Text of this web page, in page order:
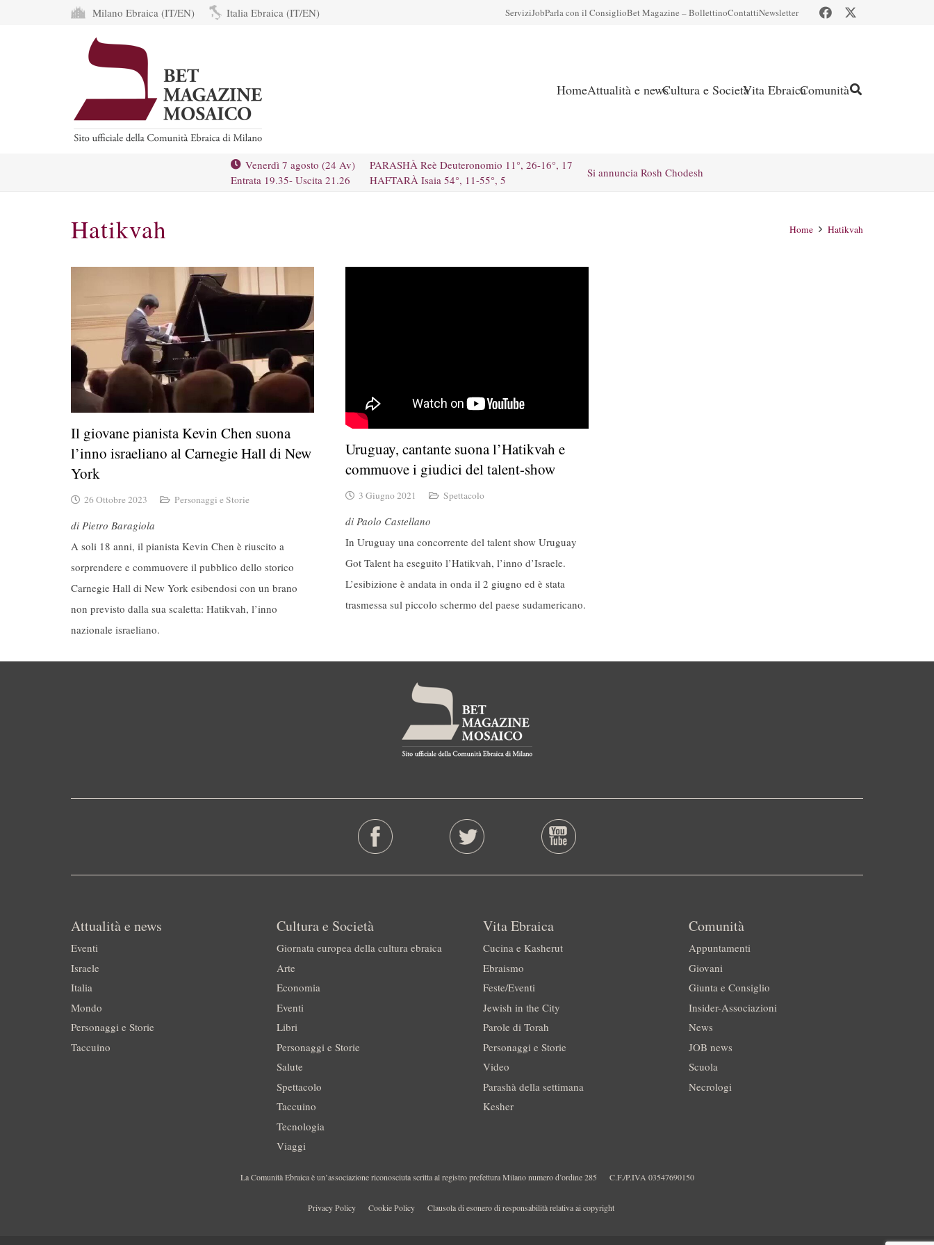
Milano Ebraica (IT/EN) Italia Ebraica (IT/EN) ServiziJobParla con il ConsiglioBet Magazine – BollettinoContattiNewsletter
HomeAttualità e newsCultura e SocietàVita EbraicaComunità
Venerdì 7 agosto (24 Av)
Entrata 19.35- Uscita 21.26
PARASHÀ Reè Deuteronomio 11°, 26-16°, 17
HAFTARÀ Isaia 54°, 11-55°, 5
Si annuncia Rosh Chodesh
Hatikvah Home Hatikvah
Il giovane pianista Kevin Chen suona
l’inno israeliano al Carnegie Hall di New
York
26 Ottobre 2023 Personaggi e Storie
di Pietro Baragiola
A soli 18 anni, il pianista Kevin Chen è riuscito a
sorprendere e commuovere il pubblico dello storico
Carnegie Hall di New York esibendosi con un brano
non previsto dalla sua scaletta: Hatikvah, l’inno
nazionale israeliano.
Uruguay, cantante suona l’Hatikvah e
commuove i giudici del talent-show
3 Giugno 2021 Spettacolo
di Paolo Castellano
In Uruguay una concorrente del talent show Uruguay
Got Talent ha eseguito l’Hatikvah, l’inno d’Israele.
L’esibizione è andata in onda il 2 giugno ed è stata
trasmessa sul piccolo schermo del paese sudamericano.
Attualità e news
Eventi
Israele
Italia
Mondo
Personaggi e Storie
Taccuino
Cultura e Società
Giornata europea della cultura ebraica
Arte
Economia
Eventi
Libri
Personaggi e Storie
Salute
Spettacolo
Taccuino
Tecnologia
Viaggi
Vita Ebraica
Cucina e Kasherut
Ebraismo
Feste/Eventi
Jewish in the City
Parole di Torah
Personaggi e Storie
Video
Parashà della settimana
Kesher
Comunità
Appuntamenti
Giovani
Giunta e Consiglio
Insider-Associazioni
News
JOB news
Scuola
Necrologi
La Comunità Ebraica è un’associazione riconosciuta scritta al registro prefettura Milano numero d’ordine 285 C.F./P.IVA 03547690150
Privacy Policy Cookie Policy Clausola di esonero di responsabilità relativa ai copyright